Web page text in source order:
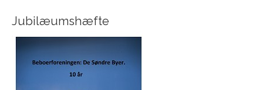
Jubilæumshæfte